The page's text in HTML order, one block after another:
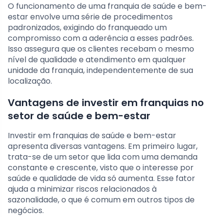
O funcionamento de uma franquia de saúde e bem-
estar envolve uma série de procedimentos
padronizados, exigindo do franqueado um
compromisso com a aderência a esses padrões.
Isso assegura que os clientes recebam o mesmo
nível de qualidade e atendimento em qualquer
unidade da franquia, independentemente de sua
localização.
Vantagens de investir em franquias no
setor de saúde e bem-estar
Investir em franquias de saúde e bem-estar
apresenta diversas vantagens. Em primeiro lugar,
trata-se de um setor que lida com uma demanda
constante e crescente, visto que o interesse por
saúde e qualidade de vida só aumenta. Esse fator
ajuda a minimizar riscos relacionados à
sazonalidade, o que é comum em outros tipos de
negócios.